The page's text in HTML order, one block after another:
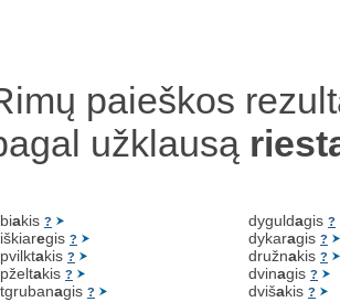
paieškos
užklausą
akis ?
egis ?
akis ?
akis ?
agis ?
dyguldagis ?
dykaragis ?
družnakis ?
dvinagis ?
dvišakis ?